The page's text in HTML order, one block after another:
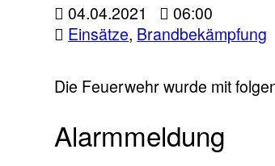
04.04.2021
06:00
Einsätze, Brandbekämpfung
Die Feuerwehr wurde mit
Alarmmeldung